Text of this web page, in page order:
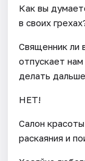
Как вы
в своих
Священник ли
отпускает
делать
НЕТ!
Салон
раскаяния и